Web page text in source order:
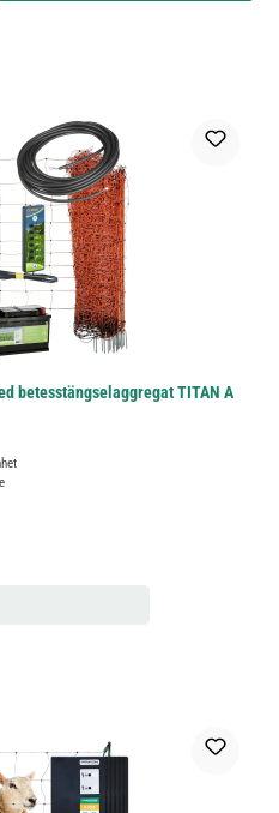
betesstängselaggregat TITAN A